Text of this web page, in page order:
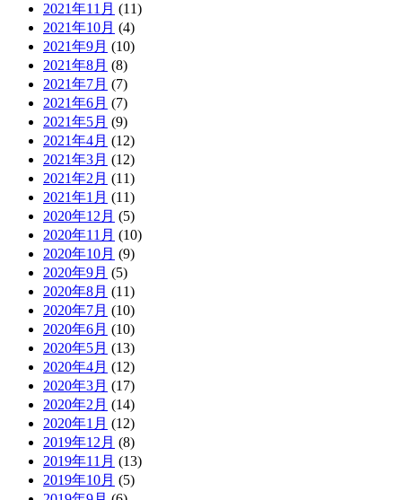
2021年11月 (11)
2021年10月 (4)
2021年9月 (10)
2021年8月 (8)
2021年7月 (7)
2021年6月 (7)
2021年5月 (9)
2021年4月 (12)
2021年3月 (12)
2021年2月 (11)
2021年1月 (11)
2020年12月 (5)
2020年11月 (10)
2020年10月 (9)
2020年9月 (5)
2020年8月 (11)
2020年7月 (10)
2020年6月 (10)
2020年5月 (13)
2020年4月 (12)
2020年3月 (17)
2020年2月 (14)
2020年1月 (12)
2019年12月 (8)
2019年11月 (13)
2019年10月 (5)